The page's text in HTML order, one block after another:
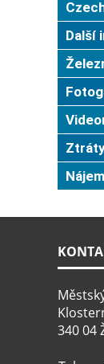
Další
340 04